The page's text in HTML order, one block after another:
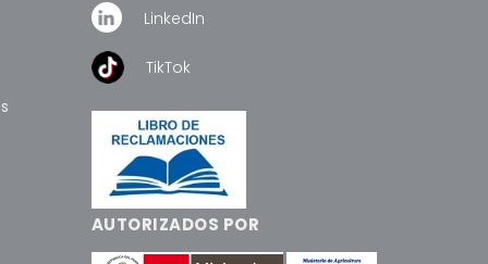
LinkedIn
TikTok
AUTORIZADOS POR